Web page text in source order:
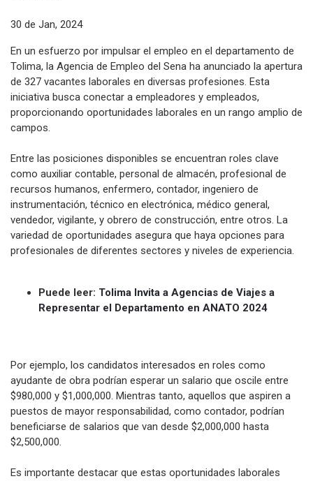
30 de Jan, 2024
En un esfuerzo por impulsar el empleo en el departamento de
Tolima, la Agencia de Empleo del Sena ha anunciado la apertura
de 327 vacantes laborales en diversas profesiones. Esta
iniciativa busca conectar a empleadores y empleados,
proporcionando oportunidades laborales en un rango amplio de
campos.
Entre las posiciones disponibles se encuentran roles clave
como auxiliar contable, personal de almacén, profesional de
recursos humanos, enfermero, contador, ingeniero de
instrumentación, técnico en electrónica, médico general,
vendedor, vigilante, y obrero de construcción, entre otros. La
variedad de oportunidades asegura que haya opciones para
profesionales de diferentes sectores y niveles de experiencia.
Puede leer: Tolima Invita a Agencias de Viajes a
Representar el Departamento en ANATO 2024
Por ejemplo, los candidatos interesados en roles como
ayudante de obra podrían esperar un salario que oscile entre
$980,000 y $1,000,000. Mientras tanto, aquellos que aspiren a
puestos de mayor responsabilidad, como contador, podrían
beneficiarse de salarios que van desde $2,000,000 hasta
$2,500,000.
Es importante destacar que estas oportunidades laborales